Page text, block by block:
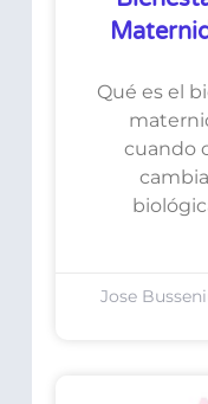
Qué es el
cuando
Jose